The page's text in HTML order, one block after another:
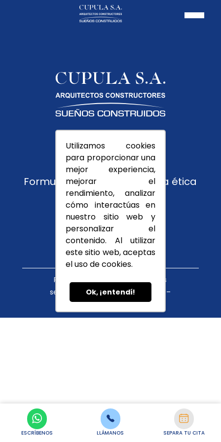
Utilizamos cookies
para proporcionar una
mejor experiencia,
mejorar el
rendimiento, analizar
cómo interactúas en
nuestro sitio web y
personalizar el
contenido. Al utilizar
este sitio web, aceptas
el uso de cookies.
Ok, ¡entendí!
ESCRÍBENOS LLÁMANOS SEPARA TU CITA
Usuarios
Trabaja con nosotros
Formulario de reporte y línea ética
Montevedra
Conócenos
Blog
Política de tratamiento de datos
servicioalcliente@cupula.com.co –
habeasdata@cupula.com.co